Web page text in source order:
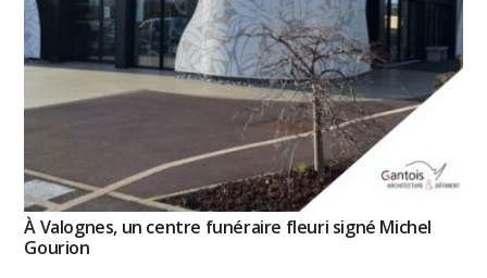
À Valognes, un centre funéraire fleuri signé Michel
Gourion